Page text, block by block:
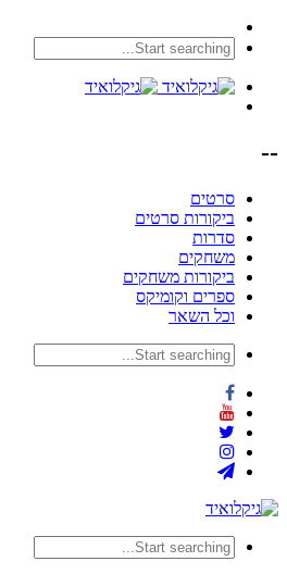
--
סרטים
ביקורות סרטים
סדרות
משחקים
ביקורות משחקים
ספרים וקומיקס
וכל השאר